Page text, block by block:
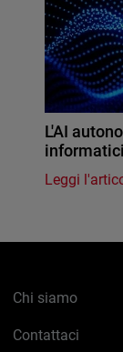
L'AI
Leggi
Chi siamo
Contattaci